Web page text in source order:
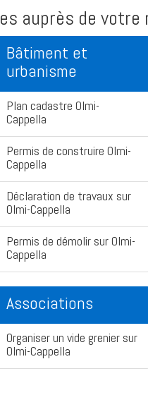
auprès de votre
Bâtiment et
urbanisme
Plan cadastre Olmi-
Cappella
Permis de construire Olmi-
Cappella
Déclaration de travaux sur
Olmi-Cappella
Permis de démolir sur Olmi-
Cappella
Associations
Organiser un vide grenier sur
Olmi-Cappella